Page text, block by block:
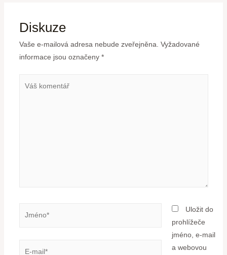
Diskuze
Vaše e-mailová adresa nebude zveřejněna. Vyžadované
informace jsou označeny *
Uložit do
prohlížeče
jméno, e-mail
a webovou